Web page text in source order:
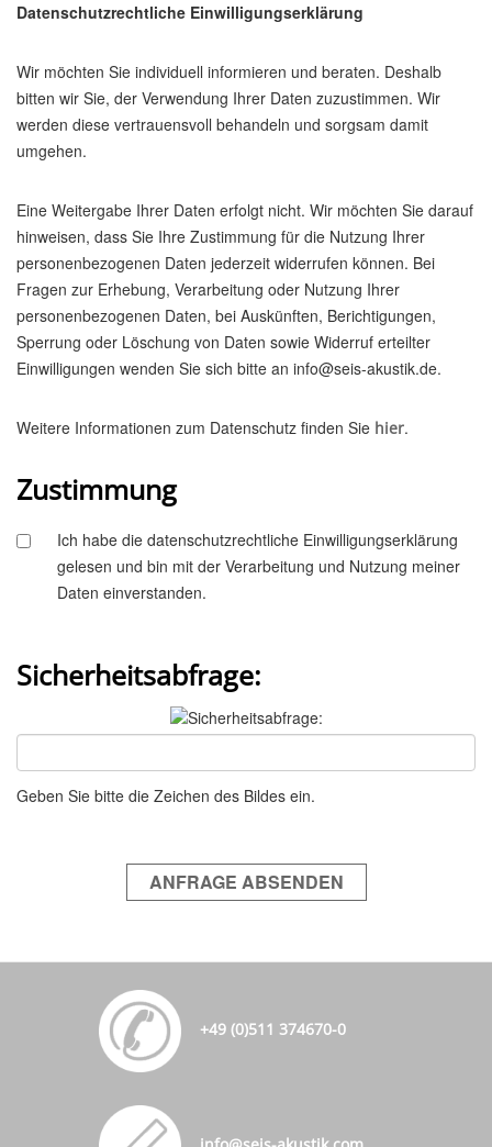
Datenschutzrechtliche Einwilligungserklärung
Wir möchten Sie individuell informieren und beraten. Deshalb
bitten wir Sie, der Verwendung Ihrer Daten zuzustimmen. Wir
werden diese vertrauensvoll behandeln und sorgsam damit
umgehen.
Eine Weitergabe Ihrer Daten erfolgt nicht. Wir möchten Sie darauf
hinweisen, dass Sie Ihre Zustimmung für die Nutzung Ihrer
personenbezogenen Daten jederzeit widerrufen können. Bei
Fragen zur Erhebung, Verarbeitung oder Nutzung Ihrer
personenbezogenen Daten, bei Auskünften, Berichtigungen,
Sperrung oder Löschung von Daten sowie Widerruf erteilter
Einwilligungen wenden Sie sich bitte an info@seis-akustik.de.
Weitere Informationen zum Datenschutz finden Sie hier.
Zustimmung
Ich habe die datenschutzrechtliche Einwilligungserklärung
gelesen und bin mit der Verarbeitung und Nutzung meiner
Daten einverstanden.
Sicherheitsabfrage:
Geben Sie bitte die Zeichen des Bildes ein.
ANFRAGE ABSENDEN
+49 (0)511 374670-0